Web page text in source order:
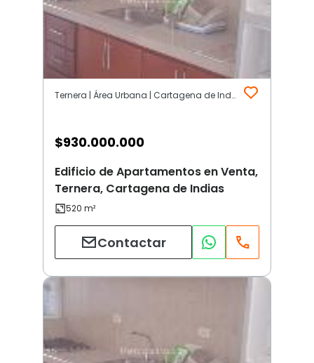
Ternera | Área Urbana | Cartagena de Indias
$930.000.000
Edificio de Apartamentos en Venta,
Ternera, Cartagena de Indias
Contactar